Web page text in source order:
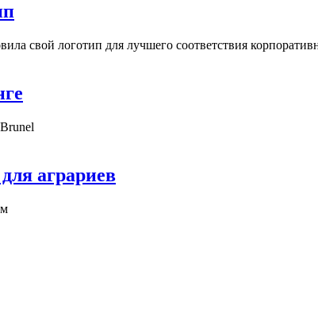
свой логотип для лучшего соответствия
аграриев